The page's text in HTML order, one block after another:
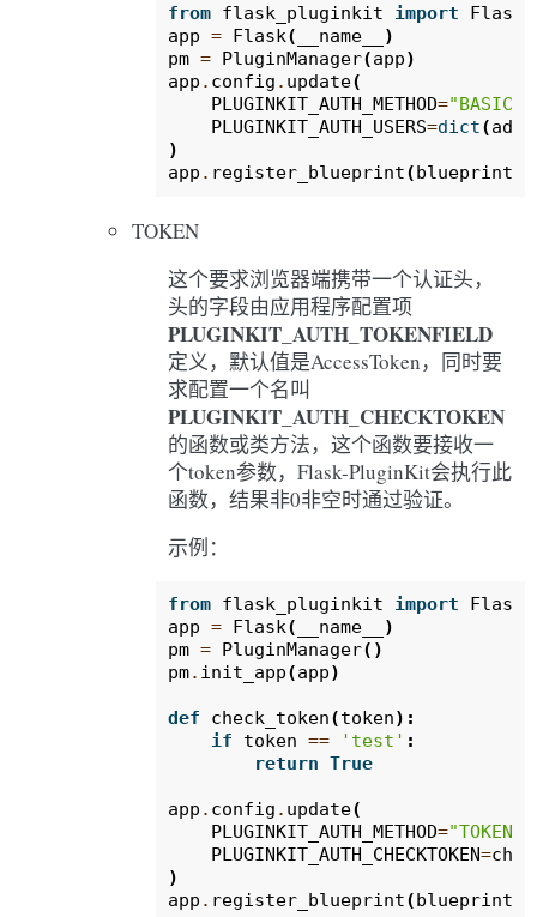
from flask_pluginkit import Flask
app = Flask( __name__
)
pm = PluginManager(app)
app . config . update(
PLUGINKIT_AUTH_METHOD="BASIC"
PLUGINKIT_AUTH_USERS=dict(
)
app . register_blueprint(blueprint
TOKEN
这个要求浏览器端携带一个认证头，
头的字段由应用程序配置项
PLUGINKIT_AUTH_TOKENFIELD
定义，默认值是AccessToken，同时要
求配置一个名叫
PLUGINKIT_AUTH_CHECKTOKEN
的函数或类方法，这个函数要接收一
个token参数，Flask-PluginKit会执行此
函数，结果非0非空时通过验证。
示例：
from flask_pluginkit import Flask
app = Flask( __name__
)
pm = PluginManager()
pm. init_app(app)
def check_token(token):
if
token == 'test' :
return True
app . config . update(
PLUGINKIT_AUTH_METHOD="TOKEN"
PLUGINKIT_AUTH_CHECKTOKEN=
)
app . register_blueprint(blueprint